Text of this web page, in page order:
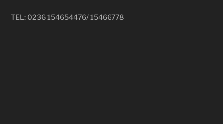
TEL: 0236 154654476/ 15466778